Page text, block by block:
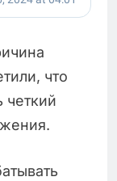
что
четкий